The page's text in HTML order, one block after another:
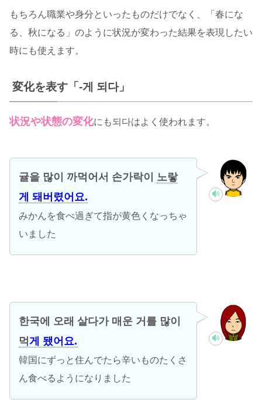
もちろん職業や身分といったものだけでなく、「春にな
る、秋になる」のように状況が変わった結果を表現したい
時にも使えます。
変化を表す「-게 되다」
状況や状態の変化にも되다はよく使われます。
귤을 많이 까먹어서 손가락이 노랗
게 돼버렸어요.
みかんを食べ過ぎて指が黄色くなっちゃ
いました
한국에 오래 살다가 매운 거를 많이
먹 게 됐어요.
韓国にずっと住んでたら辛いものたくさ
ん食べるようになりました